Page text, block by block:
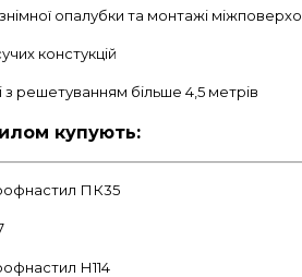
опалубки та монтажі
констукцій
з решетуванням більше 4,5 метрів
купують:
ПК35
Н114